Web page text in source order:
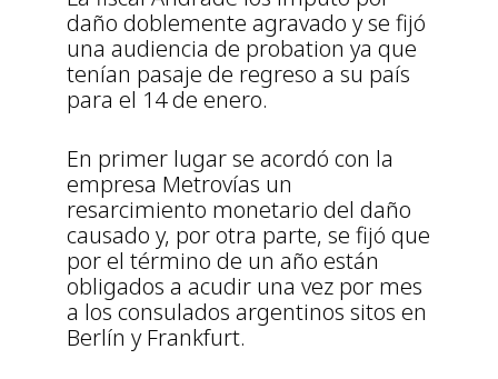
daño doblemente agravado y se fijó
una audiencia de probation ya que
tenían pasaje de regreso a su país
para el 14 de enero.
En primer lugar se acordó con la
empresa Metrovías un
resarcimiento monetario del daño
causado y, por otra parte, se fijó que
por el término de un año están
obligados a acudir una vez por mes
a los consulados argentinos sitos en
Berlín y Frankfurt.